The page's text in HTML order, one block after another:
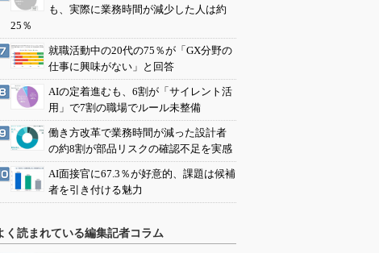
も、実際に業務時間が減少した人は約
25％
就職活動中の20代の75％が「GX分野の
仕事に興味がない」と回答
AIの定着進むも、6割が「サイレント活
用」で7割の職場でルール未整備
働き方改革で業務時間が減った設計者
の約8割が部品リスクの確認不足を実感
AI面接官に67.3％が好意的、課題は候補
者を引き付ける魅力
く読まれている編集記者コラム